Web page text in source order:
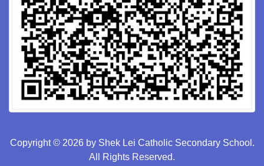
Copyright © 2026 by Shek Lei Catholic Secondary School.
All Rights Reserved.